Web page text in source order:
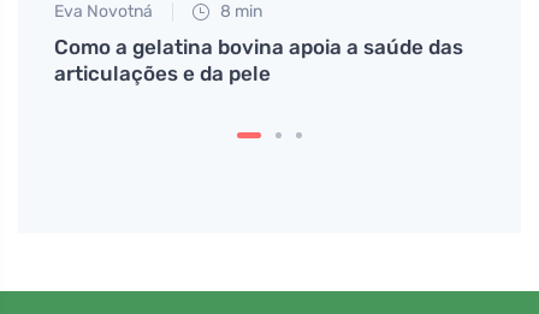
Eva Novotná 8 min
Como a gelatina bovina apoia a saúde das
articulações e da pele